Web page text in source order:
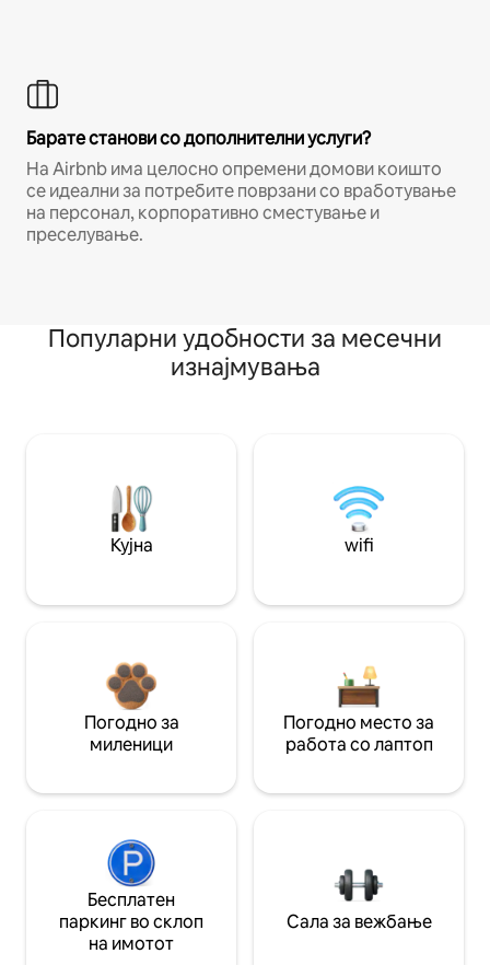
Барате станови со дополнителни услуги?
На Airbnb има целосно опремени домови коишто
се идеални за потребите поврзани со вработување
на персонал, корпоративно сместување и
преселување.
Популарни удобности за месечни
изнајмувања
Кујна wifi
Погодно за
миленици
Погодно место за
работа со лаптоп
Бесплатен
паркинг во склоп
на имотот
Сала за вежбање